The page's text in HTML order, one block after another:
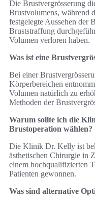
Die Brustvergrösserung
Brustvolumens, während
festgelegte Aussehen der
Bruststraffung
Volumen verloren haben.
Was ist eine
Bei einer
Körperbereichen
Volumen natürlich zu
Methoden der
Warum sollte ich die
Brustoperation wählen?
Die Klinik Dr. Kelly ist
ästhetischen Chirurgie in
einem hochqualifizierten
Patienten gewonnen.
Was sind alternative